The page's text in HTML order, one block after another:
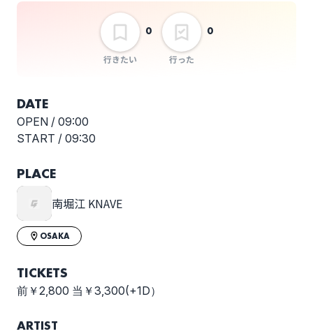
行きたい
0
行った
0
DATE
OPEN / 09:00
START / 09:30
PLACE
南堀江 KNAVE
OSAKA
TICKETS
前￥2,800 当￥3,300(+1D）
ARTIST